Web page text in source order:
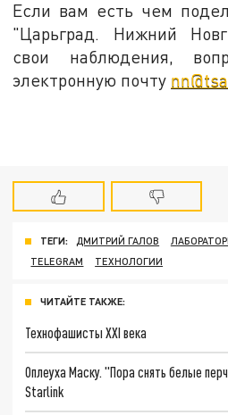
Если вам есть чем
"Царьград. Нижний
свои наблюдения,
электронную почту
ТЕГИ: ДМИТРИЙ ГАЛОВ
TELEGRAM
ТЕХНОЛОГИИ
ЧИТАЙТЕ ТАКЖЕ:
Технофашисты XXI века
Оплеуха Маску. "Пора снять белые
Starlink